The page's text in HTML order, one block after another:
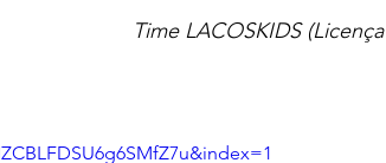
                                                                                    Time LACOSKIDS (Licença